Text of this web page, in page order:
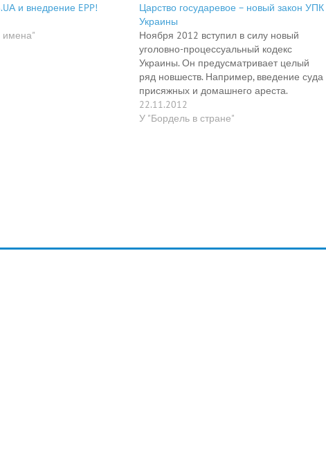
и внедрение EPP!
Царство государевое – новый закон УПК
Украины
Ноября 2012 вступил в силу новый
уголовно-процессуальный кодекс
Украины. Он предусматривает целый
ряд новшеств. Например, введение суда
присяжных и домашнего ареста.
Появляется такое невиданное доселе
понятие - как "сделка с правосудием".
22.11.2012
У "Бордель в стране"